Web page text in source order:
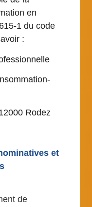
en
1 du code
:
Rodez
et
de